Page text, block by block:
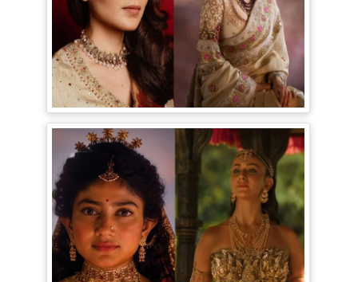
Bollywood Gossip: Gen Z को 'गटरछाप'
कहने वाली Kangana Ranaut के बदले सुर, दी
Digital Age में जीने की सीख
Ramayana Trailer: सीता से ज्यादा Rakul